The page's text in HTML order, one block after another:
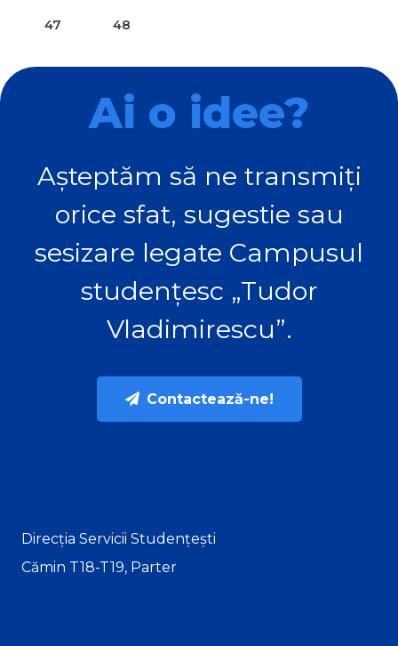
47 48
Ai o idee?
Așteptăm să ne transmiți
orice sfat, sugestie sau
sesizare legate Campusul
studențesc „Tudor
Vladimirescu”.
Contactează-ne!
Direcția Servicii Studențești
Cămin T18-T19, Parter